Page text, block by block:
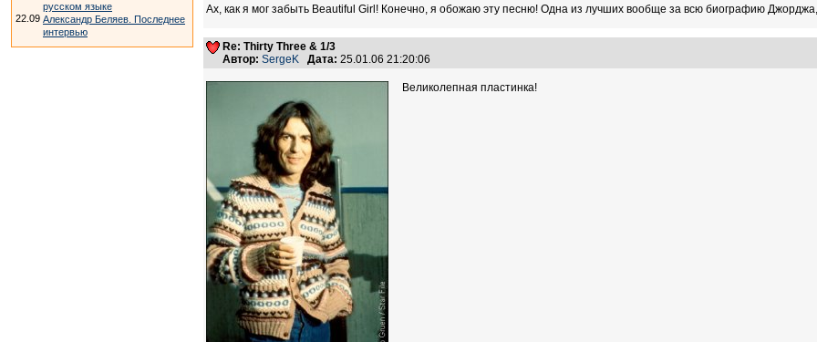
русском языке
22.09 Александр Беляев. Последнее
интервью
Ах, как я мог забыть Beautiful Girl! Конечно, я обожаю эту песню! Одна из лучших вообще за всю биографию
Re: Thirty Three & 1/3
Автор: SergeK Дата: 25.01.06 21:20:06
Великолепная пластинка!